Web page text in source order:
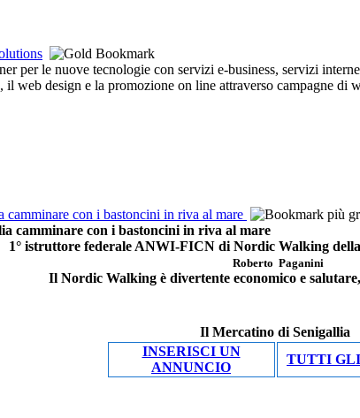
per le nuove tecnologie con servizi e-business, servizi
web design e la promozione on line attraverso campagne di
con i bastoncini in riva al mare
camminare con i bastoncini in riva al mare
1° istruttore federale ANWI-FICN di Nordic Walking
Roberto Paganini
Il Nordic Walking è divertente economico e
Il Mercatino di Senigallia
INSERISCI UN
ANNUNCIO
TUTTI